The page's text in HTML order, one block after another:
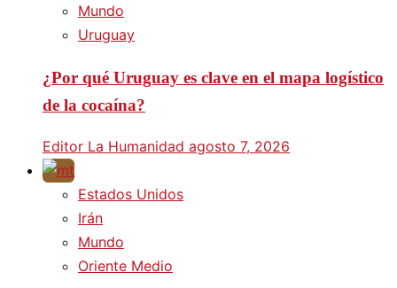
Mundo
Uruguay
¿Por qué Uruguay es clave en el mapa logístico
de la cocaína?
Editor La Humanidad agosto 7, 2026
Estados Unidos
Irán
Mundo
Oriente Medio